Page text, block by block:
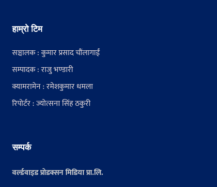
हाम्रो टिम
सञ्चालक : कुमार प्रसाद चौंलागाईं
सम्पादक : राजु भण्डारी
क्यामरामेन : रमेशकुमार धमला
रिपोर्टर : ज्योत्सना सिंह ठकुरी
सम्पर्क
वर्ल्डवाइड प्रोडक्सन मिडिया प्रा.लि.